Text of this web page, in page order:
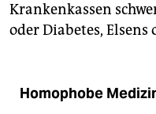
Krankenkassen
oder Diabetes,
Homophobe